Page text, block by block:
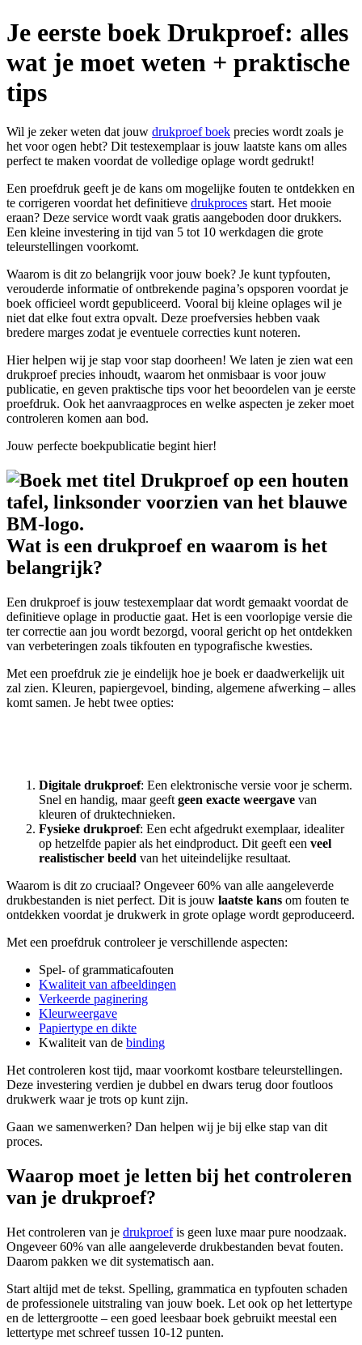
Je eerste boek Drukproef: alles
wat je moet weten + praktische
tips
Wil je zeker weten dat jouw drukproef boek precies wordt zoals je
het voor ogen hebt? Dit testexemplaar is jouw laatste kans om alles
perfect te maken voordat de volledige oplage wordt gedrukt!
Een proefdruk geeft je de kans om mogelijke fouten te ontdekken en
te corrigeren voordat het definitieve drukproces start. Het mooie
eraan? Deze service wordt vaak gratis aangeboden door drukkers.
Een kleine investering in tijd van 5 tot 10 werkdagen die grote
teleurstellingen voorkomt.
Waarom is dit zo belangrijk voor jouw boek? Je kunt typfouten,
verouderde informatie of ontbrekende pagina’s opsporen voordat je
boek officieel wordt gepubliceerd. Vooral bij kleine oplages wil je
niet dat elke fout extra opvalt. Deze proefversies hebben vaak
bredere marges zodat je eventuele correcties kunt noteren.
Hier helpen wij je stap voor stap doorheen! We laten je zien wat een
drukproef precies inhoudt, waarom het onmisbaar is voor jouw
publicatie, en geven praktische tips voor het beoordelen van je eerste
proefdruk. Ook het aanvraagproces en welke aspecten je zeker moet
controleren komen aan bod.
Jouw perfecte boekpublicatie begint hier!
Wat is een drukproef en waarom is het
belangrijk?
Een drukproef is jouw testexemplaar dat wordt gemaakt voordat de
definitieve oplage in productie gaat. Het is een voorlopige versie die
ter correctie aan jou wordt bezorgd, vooral gericht op het ontdekken
van verbeteringen zoals tikfouten en typografische kwesties.
Met een proefdruk zie je eindelijk hoe je boek er daadwerkelijk uit
zal zien. Kleuren, papiergevoel, binding, algemene afwerking – alles
komt samen. Je hebt twee opties:
Digitale drukproef: Een elektronische versie voor je scherm.
Snel en handig, maar geeft geen exacte weergave van
kleuren of druktechnieken.
Fysieke drukproef: Een echt afgedrukt exemplaar, idealiter
op hetzelfde papier als het eindproduct. Dit geeft een veel
realistischer beeld van het uiteindelijke resultaat.
Waarom is dit zo cruciaal? Ongeveer 60% van alle aangeleverde
drukbestanden is niet perfect. Dit is jouw laatste kans om fouten te
ontdekken voordat je drukwerk in grote oplage wordt geproduceerd.
Met een proefdruk controleer je verschillende aspecten:
Spel- of grammaticafouten
Kwaliteit van afbeeldingen
Verkeerde paginering
Kleurweergave
Papiertype en dikte
Kwaliteit van de binding
Het controleren kost tijd, maar voorkomt kostbare teleurstellingen.
Deze investering verdien je dubbel en dwars terug door foutloos
drukwerk waar je trots op kunt zijn.
Gaan we samenwerken? Dan helpen wij je bij elke stap van dit
proces.
Waarop moet je letten bij het controleren
van je drukproef?
Het controleren van je drukproefis geen luxe maar pure noodzaak.
Ongeveer 60% van alle aangeleverde drukbestanden bevat fouten.
Daarom pakken we dit systematisch aan.
Start altijd met de tekst. Spelling, grammatica en typfouten schaden
de professionele uitstraling van jouw boek. Let ook op het lettertype
en de lettergrootte – een goed leesbaar boek gebruikt meestal een
lettertype met schreef tussen 10-12 punten.